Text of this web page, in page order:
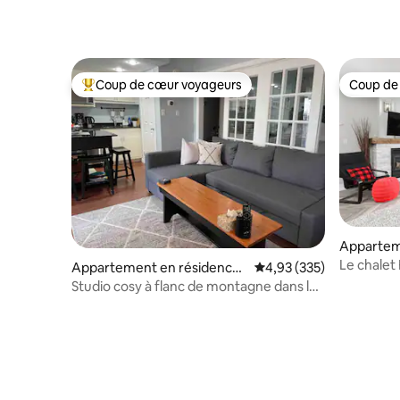
Coups de cœur voyageurs les plus appréciés
Coup de cœur voyageurs
Appartement en résidence ⋅
The Blue Mountains
Évaluation moyenne
4,93 (335)
Studio cosy à flanc de montagne dans les
Coup
Coup
The Blue
Le chalet